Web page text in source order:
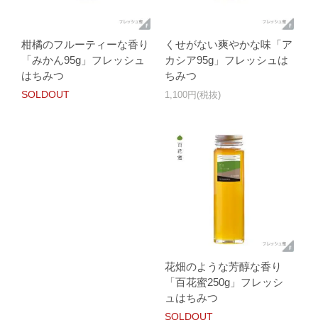
柑橘のフルーティーな香り
「みかん95g」フレッシュ
はちみつ
SOLDOUT
くせがない爽やかな味「ア
カシア95g」フレッシュは
ちみつ
1,100円(税抜)
花畑のような芳醇な香り
「百花蜜250g」フレッシ
ュはちみつ
SOLDOUT